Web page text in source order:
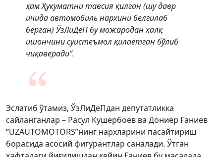
ҳам Ҳукуматни тавсия қилган (шу давр
ичида автомобиль нархини белгилаб
берган) ЎзЛиДеП бу можародан халқ
ишончини суистеъмол қилаётган бўлиб
чиқаверади”.
Эслатиб ўтамиз, ЎзЛиДеПдан депутатликка
сайланганлар – Расул Кушербоев ва Дониёр Ғаниев
“UZAUTOMOTORS”нинг нархларини пасайтириш
борасида асосий фигурантлар саналади. Ўтган